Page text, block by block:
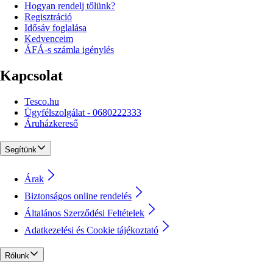
Hogyan rendelj tőlünk?
Regisztráció
Idősáv foglalása
Kedvenceim
ÁFÁ-s számla igénylés
Kapcsolat
Tesco.hu
Ügyfélszolgálat - 0680222333
Áruházkereső
Segítünk
Árak
Biztonságos online rendelés
Általános Szerződési Feltételek
Adatkezelési és Cookie tájékoztató
Rólunk